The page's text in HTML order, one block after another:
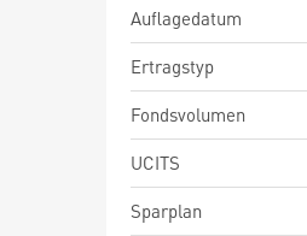
Auflagedatum
Ertragstyp
Fondsvolumen
UCITS
Sparplan